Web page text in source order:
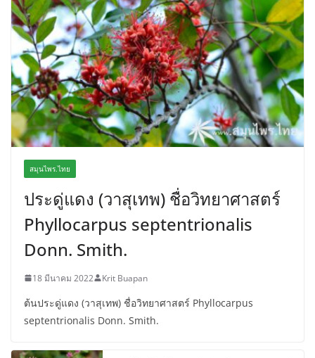
สมุนไพร.ไทย
ประดู่แดง (วาสุเทพ) ชื่อวิทยาศาสตร์
Phyllocarpus septentrionalis
Donn. Smith.
18 มีนาคม 2022 Krit Buapan
ต้นประดู่แดง (วาสุเทพ) ชื่อวิทยาศาสตร์ Phyllocarpus
septentrionalis Donn. Smith.